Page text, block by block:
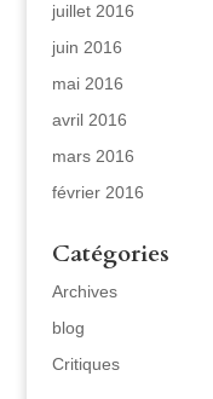
juillet 2016
juin 2016
mai 2016
avril 2016
mars 2016
février 2016
Catégories
Archives
blog
Critiques